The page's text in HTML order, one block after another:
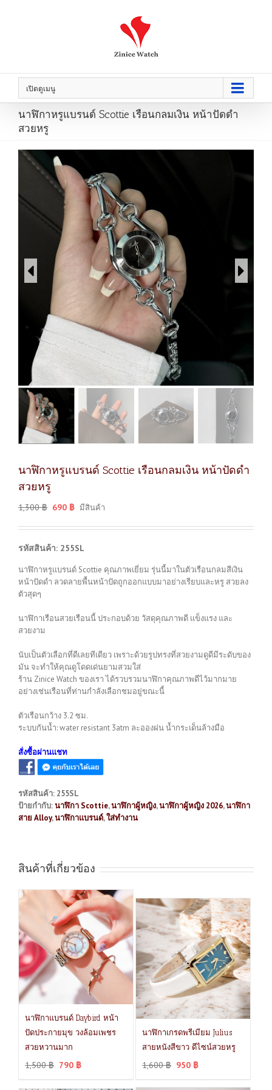
เปิดดูเมนู
นาฬิกาหรูแบรนด์ Scottie เรือนกลมเงิน หน้าปัดดำ
สวยหรู
นาฬิกาหรูแบรนด์ Scottie เรือนกลมเงิน หน้าปัดดำ
สวยหรู
1,300฿ 690 ฿ มีสินค้า
รหัสสินค้า: 255SL
นาฬิกาหรูแบรนด์ Scottie คุณภาพเยี่ยม รุ่นนี้มาในตัวเรือนกลมสีเงิน
หน้าปัดดำ ลวดลายพื้นหน้าปัดถูกออกแบบมาอย่างเรียบและหรู สวยลง
ตัวสุดๆ
นาฬิกาเรือนสวยเรือนนี้ ประกอบด้วย วัสดุคุณภาพดี แข็งแรง และ
สวยงาม
นับเป็นตัวเลือกที่ดีเลยทีเดียว เพราะด้วยรูปทรงที่สวยงามดูดีมีระดับของ
มัน จะทำให้คุณดูโดดเด่นยามสวมใส่
ร้าน Zinice Watch ของเรา ได้รวบรวมนาฬิกาคุณภาพดีไว้มากมาย
อย่างเช่นเรือนที่ท่านกำลังเลือกชมอยู่ขณะนี้
ตัวเรือนกว้าง 3.2 ซม.
ระบบกันน้ำ: water resistant 3atm ละอองฝน น้ำกระเด็นล้างมือ
สั่งซื้อผ่านแชท
รหัสสินค้า: 255SL
ป้ายกำกับ:นาฬิกา Scottie,นาฬิกาผู้หญิง,นาฬิกาผู้หญิง 2026,นาฬิกา
สาย Alloy,นาฬิกาแบรนด์,ใส่ทำงาน
สินค้าที่เกี่ยวข้อง
นาฬิกาแบรนด์ Daybird หน้า
ปัดประกายมุข วงล้อมเพชร
สวยหวานมาก
1,500฿ 790 ฿
นาฬิกาเกรดพรีเมียม Julius
สายหนังสีขาว ดีไซน์สวยหรู
1,600฿ 950 ฿